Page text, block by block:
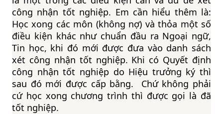
công nhận tốt nghiệp. Em cần hiểu thêm là:
Học xong các môn (không nợ) và thỏa một số
điều kiện khác như chuẩn đầu ra Ngoại ngữ,
Tin học, khi đó mới được đưa vào danh sách
xét công nhận tốt nghiệp. Khi có Quyết định
công nhận tốt nghiệp do Hiệu trưởng ký thì
sau đó mới được cấp bằng. Chứ không phải
cứ học xong chương trình thì được gọi là đã
tốt nghiệp.